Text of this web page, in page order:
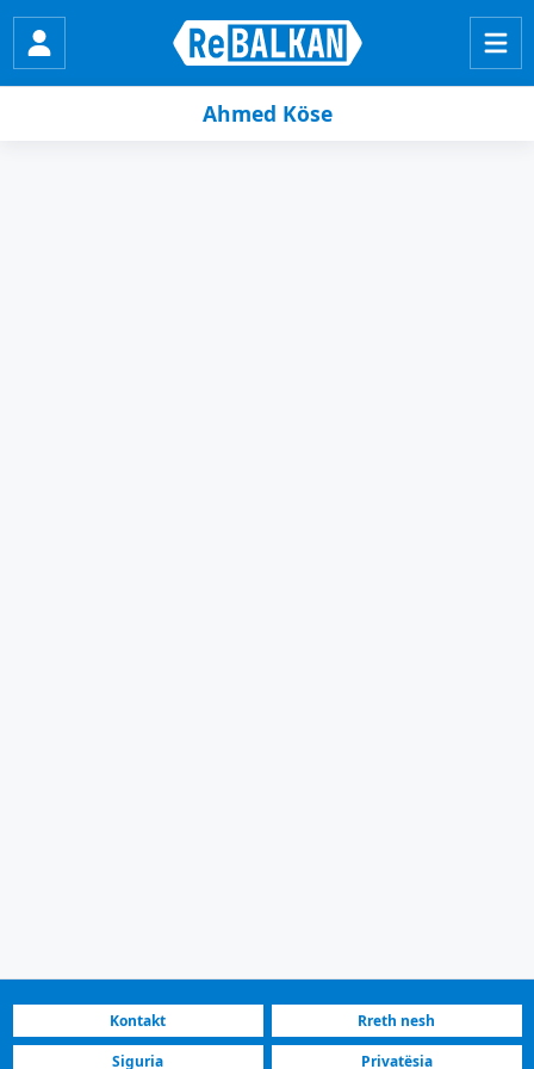
Ahmed Köse
Kontakt
Rreth nesh
Siguria
Privatësia